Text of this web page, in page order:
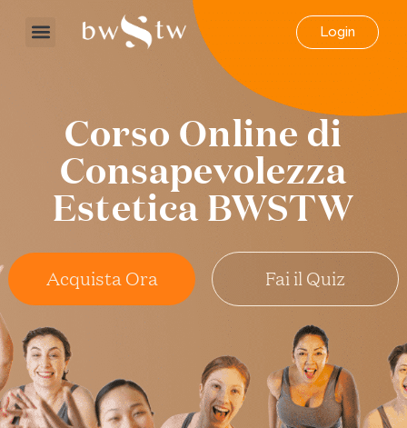
Login
Corso Online di
Consapevolezza
Estetica BWSTW
Acquista Ora Fai il Quiz